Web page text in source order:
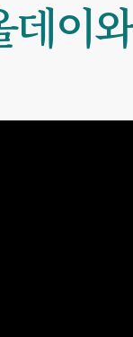
데이